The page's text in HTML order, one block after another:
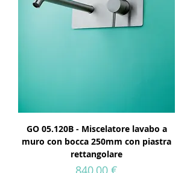
GO 05.120B - Miscelatore lavabo a
muro con bocca 250mm con piastra
rettangolare
Prezzo
840,00 €